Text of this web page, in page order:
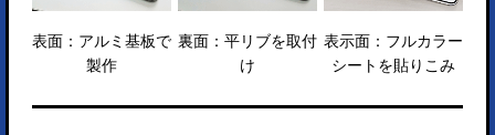
表面：アルミ基板で
製作
裏面：平リブを取付
け
表示面：フルカラー
シートを貼りこみ